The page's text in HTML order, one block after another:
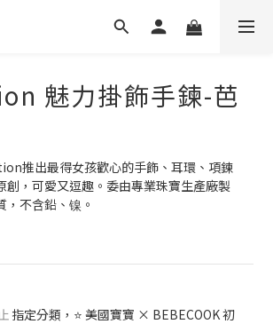
魅力掛飾手鍊-芭
推出最得女孩歡心的手飾、耳環、項鍊
創，可愛又逗趣。委由專業珠寶生產廠製
，不含鉛、镍。
指定分類，⭐ 美國寶寶 × BEBECOOK 初